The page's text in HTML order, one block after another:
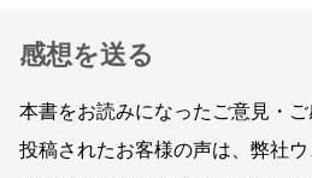
感想を送る
本書をお読みになったご意見・ご
投稿されたお客様の声は、弊社